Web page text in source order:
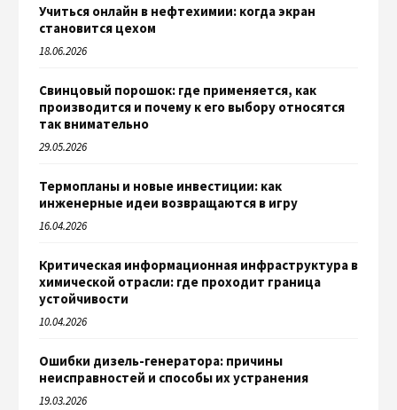
Учиться онлайн в нефтехимии: когда экран
становится цехом
18.06.2026
Свинцовый порошок: где применяется, как
производится и почему к его выбору относятся
так внимательно
29.05.2026
Термопланы и новые инвестиции: как
инженерные идеи возвращаются в игру
16.04.2026
Критическая информационная инфраструктура в
химической отрасли: где проходит граница
устойчивости
10.04.2026
Ошибки дизель-генератора: причины
неисправностей и способы их устранения
19.03.2026